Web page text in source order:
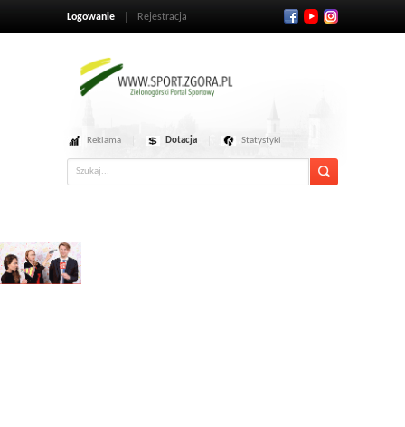
Logowanie Rejestracja
Reklama Dotacja Statystyki